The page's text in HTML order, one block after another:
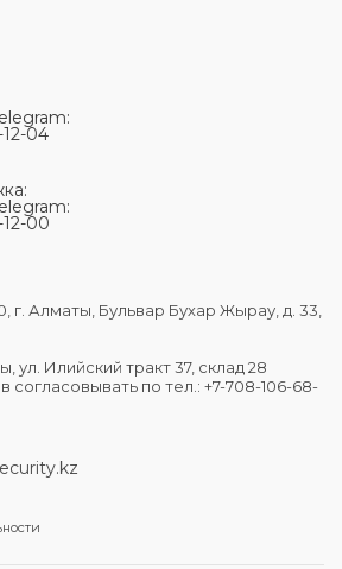
04
00
г. Алматы, Бульвар Бухар Жырау, д. 33,
ул. Илийский тракт 37, склад 28
согласовывать по тел.: +7-708-106-68-